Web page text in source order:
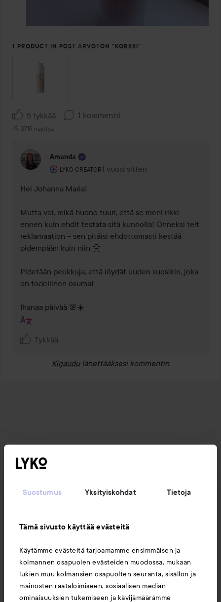
Suostumus Yksityiskohdat Tietoja
Tämä sivusto käyttää evästeitä
Käytämme evästeitä tarjoamamme ensimmäisen ja
kolmannen osapuolen evästeiden muodossa, mukaan
lukien muu kolmansien osapuolten seuranta, sisällön ja
mainosten räätälöimiseen, sosiaalisen median
ominaisuuksien tukemiseen ja kävijämäärämme
1 PRODUCT IN POST ARVOTON ”KORKKI”
5 tykkää 1 kommentti
3719 näyttöä
Amanda
LYKO CREATOR
Käyttäjän rooli: Lyko Creator.
1 vuosi sitten
Kommentti lisättiin 1 vuosi sitten
Hei Johanna Maria!
Mutta voi, mikä huono tuuri, että se meni rikki
ennen kuin ehdit testata sitä kunnolla! Onneksi teit
reklamaation – sen pitäisi ehdottomasti kestää
pidempään kuin niin 🤗
Pidetään peukkuja, että löydät uuden suosikin, joka
on todellinen osuma!
Ihanaa päivää 🌸☀️
Tykkää
Kirjaudu lähettääksesi kommentin
Asiakaspalvelu
Tietoja